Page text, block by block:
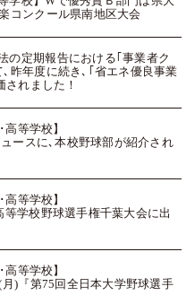
コンクール県南地区大会
の定期報告における｢事業者ク
昨年度に続き､｢省エネ優良事業
されました！
高等学校】
ースに､本校野球部が紹介され
高等学校】
学校野球選手権千葉大会に出
高等学校】
)『第75回全日本大学野球選手